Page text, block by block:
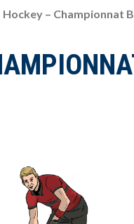
Hockey – Championnat